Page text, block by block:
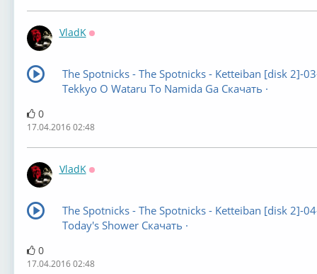
VladK
The Spotnicks - The Spotnicks - Ketteiban [disk 2]-
Tekkyo O Wataru To Namida Ga Скачать ·
0
17.04.2016 02:48
VladK
The Spotnicks - The Spotnicks - Ketteiban [disk 2]-
Today's Shower Скачать ·
0
17.04.2016 02:48